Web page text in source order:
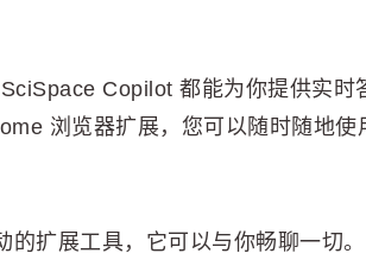
Copilot 都能为你提供实时
浏览器扩展，您可以随时随地使
扩展工具，它可以与你畅聊一切。